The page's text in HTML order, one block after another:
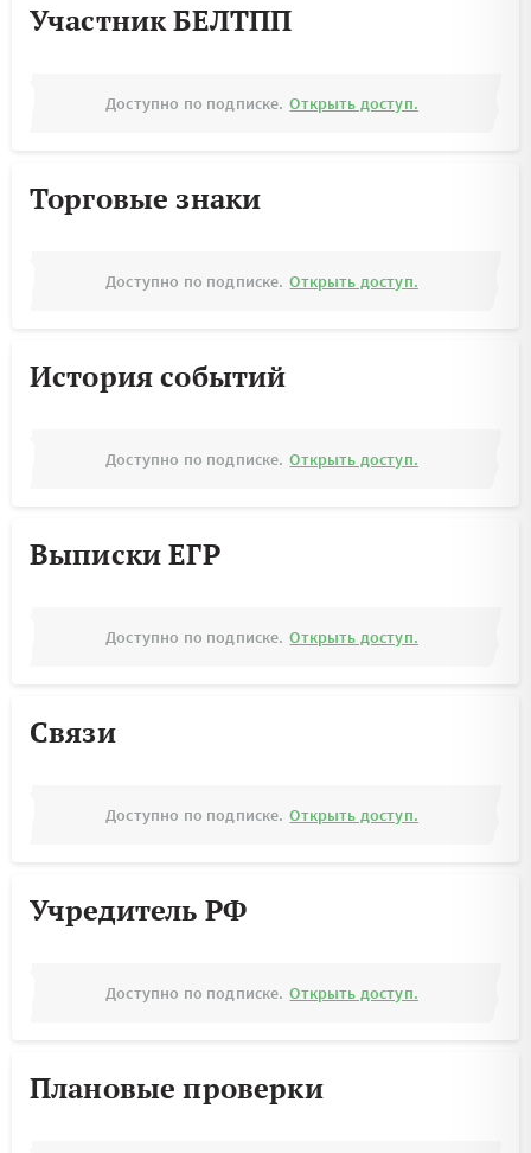
Участник БЕЛТПП
Доступно по подписке. Открыть доступ.
Торговые знаки
Доступно по подписке. Открыть доступ.
История событий
Доступно по подписке. Открыть доступ.
Выписки ЕГР
Доступно по подписке. Открыть доступ.
Связи
Доступно по подписке. Открыть доступ.
Учредитель РФ
Доступно по подписке. Открыть доступ.
Плановые проверки